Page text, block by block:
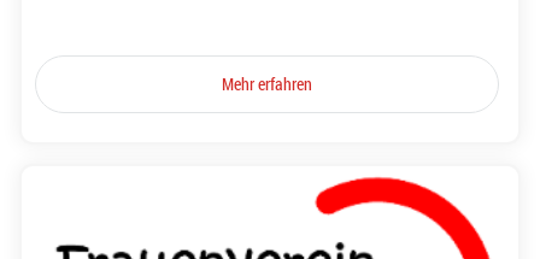
Mehr erfahren